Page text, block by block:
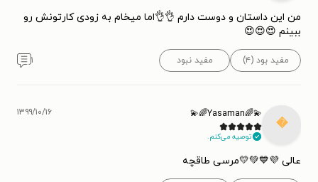
من این داستان و دوست دارم 👌👌اما میخام به زودی کارتونش رو
ببینم 😍😍😍
مفید بود (۴) مفید نبود ۱

💫🌈Yasaman🌈💫
توصیه می‌کنم.
۱۳۹۹/۱۰/۱۶
عالی 💜💙💚💛مرسی طاقچه